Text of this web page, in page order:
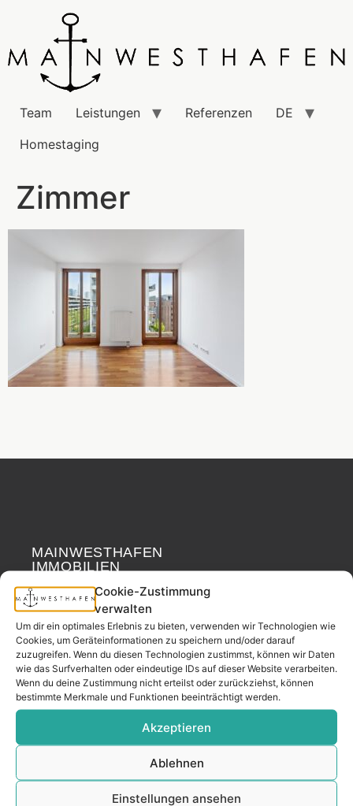
Cookie-Zustimmung
verwalten
Um dir ein optimales Erlebnis zu bieten, verwenden wir Technologien wie
Cookies, um Geräteinformationen zu speichern und/oder darauf
zuzugreifen. Wenn du diesen Technologien zustimmst, können wir Daten
wie das Surfverhalten oder eindeutige IDs auf dieser Website verarbeiten.
Wenn du deine Zustimmung nicht erteilst oder zurückziehst, können
bestimmte Merkmale und Funktionen beeinträchtigt werden.
Akzeptieren
Ablehnen
Einstellungen ansehen
Team Leistungen Referenzen
DE
Homestaging
Zimmer
MAINWESTHAFEN
IMMOBILIEN
Ihr Immobilienpartner
aus der
Nachbarschaft.
– seit 2017.
Adresse
Mainwesthafen Immobilien Speicherstraße 5